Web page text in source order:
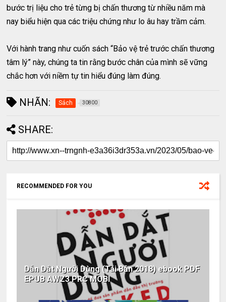
bước trị liệu cho trẻ từng bị chấn thương từ nhiều năm mà
nay biểu hiện qua các triệu chứng như lo âu hay trầm cảm.
Với hành trang như cuốn sách “Bảo vệ trẻ trước chấn thương
tâm lý” này, chúng ta tin rằng bước chân của mình sẽ vững
chắc hơn với niềm tự tin hiểu đúng làm đúng.
NHÃN: Sách 30800
SHARE:
RECOMMENDED FOR YOU
Dẫn Dắt Người Dùng (Tái Bản 2018) ebook PDF
EPUB AWZ3 PRC MOBI